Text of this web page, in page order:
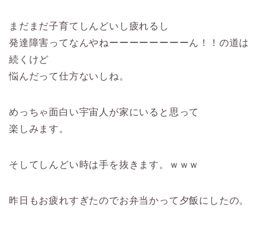
まだまだ子育てしんどいし疲れるし
発達障害ってなんやねーーーーーーーーん！！の道は
続くけど
悩んだって仕方ないしね。
めっちゃ面白い宇宙人が家にいると思って
楽しみます。
そしてしんどい時は手を抜きます。ｗｗｗ
昨日もお疲れすぎたのでお弁当かって夕飯にしたの。